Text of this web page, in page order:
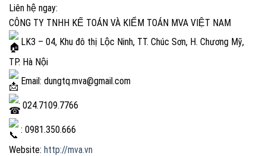
Liên hệ ngay:
CÔNG TY TNHH KẾ TOÁN VÀ KIỂM TOÁN MVA VIỆT NAM
LK3 – 04, Khu đô thị Lộc Ninh, TT. Chúc Sơn, H. Chương Mỹ,
TP. Hà Nội
Email: dungtq.mva@gmail.com
: 024.7109.7766
: 0981.350.666
Website: http://mva.vn